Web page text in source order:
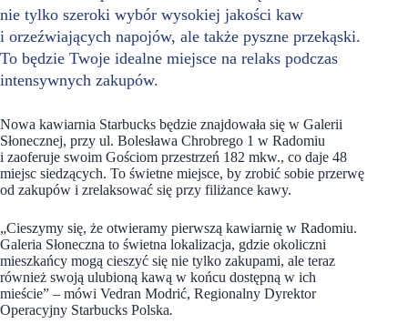
nie tylko szeroki wybór wysokiej jakości kaw
i orzeźwiających napojów, ale także pyszne przekąski.
To będzie Twoje idealne miejsce na relaks podczas
intensywnych zakupów.
Nowa kawiarnia Starbucks będzie znajdowała się w Galerii
Słonecznej, przy ul. Bolesława Chrobrego 1 w Radomiu
i zaoferuje swoim Gościom przestrzeń 182 mkw., co daje 48
miejsc siedzących. To świetne miejsce, by zrobić sobie przerwę
od zakupów i zrelaksować się przy filiżance kawy.
„Cieszymy się, że otwieramy pierwszą kawiarnię w Radomiu.
Galeria Słoneczna to świetna lokalizacja, gdzie okoliczni
mieszkańcy mogą cieszyć się nie tylko zakupami, ale teraz
również swoją ulubioną kawą w końcu dostępną w ich
mieście” – mówi Vedran Modrić, Regionalny Dyrektor
Operacyjny Starbucks Polska.